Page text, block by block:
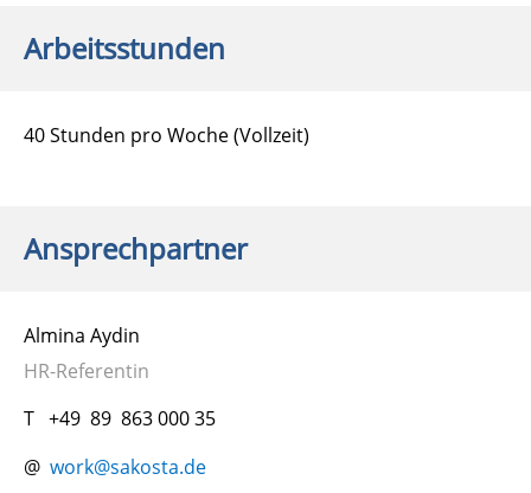
Arbeitsstunden
40 Stunden pro Woche (Vollzeit)
Ansprechpartner
Almina Aydin
HR-Referentin
T +49 89 863 000 35
@ work@sakosta.de